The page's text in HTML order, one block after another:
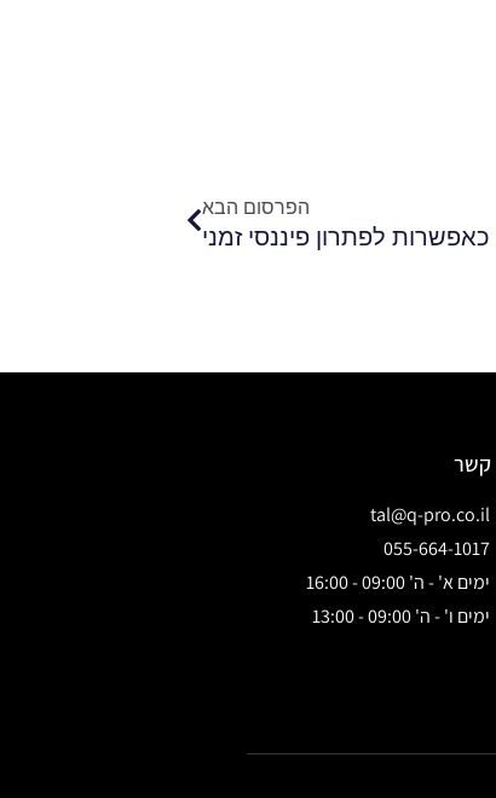
הפרסום הבא
לפתרון פיננסי זמני
קשר
tal@q-pro.co.il
055-664-1017
ימים א' - ה' 09:00 - 16:00
ימים ו' - ה' 09:00 - 13:00